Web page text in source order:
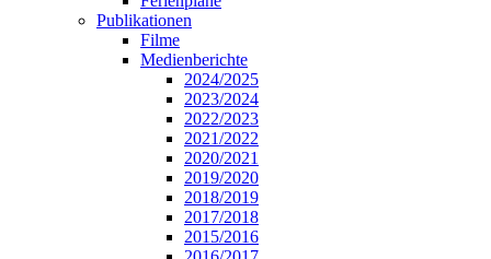
Publikationen
Filme
Medienberichte
2024/2025
2023/2024
2022/2023
2021/2022
2020/2021
2019/2020
2018/2019
2017/2018
2015/2016